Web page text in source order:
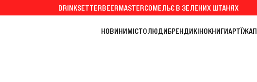
DRINKSETTERBEERMASTERСОМЕЛЬЄ В ЗЕЛЕНИХ ШТАНЯХ
НОВИНИМІСТОЛЮДИБРЕНДИКІНОКНИГИАРТЇЖА